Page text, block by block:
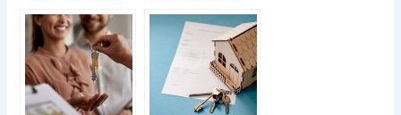
dans l’immobilier
inconvénients